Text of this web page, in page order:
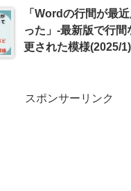
「Wordの行間が最
った」-最新版で行間
更された模様(2025/1)
スポンサーリンク